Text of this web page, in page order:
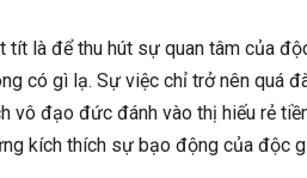
tít là để thu hút sự quan tâm của
có gì lạ. Sự việc chỉ trở nên quá
vô đạo đức đánh vào thị hiếu rẻ
kích thích sự bạo động của độc